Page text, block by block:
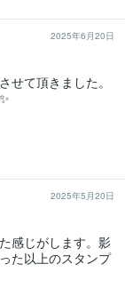
2025年6月20日
せて頂きました。
2025年5月20日
感じがします。影
た以上のスタンプ